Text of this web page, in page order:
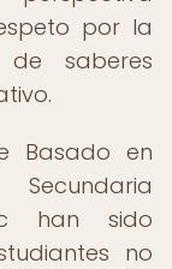
por la
saberes
Basado en
han sido
no